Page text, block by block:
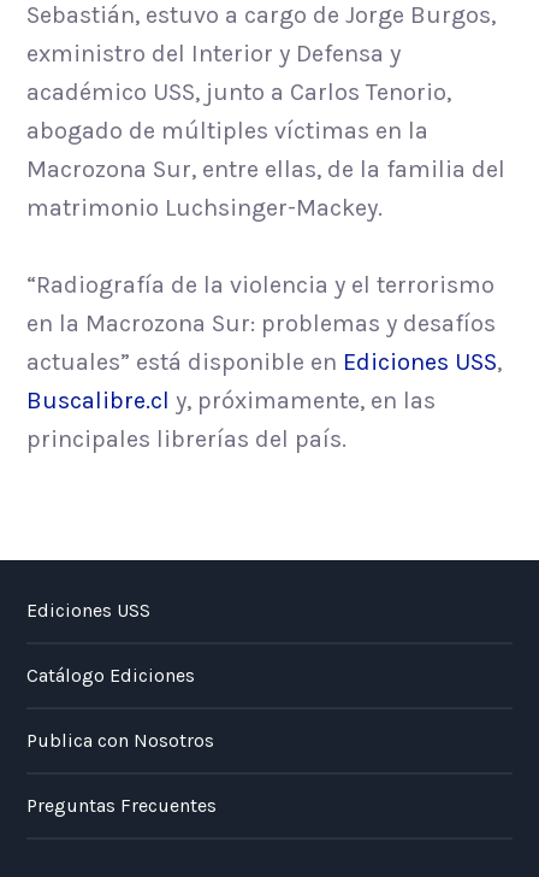
Sebastián, estuvo a cargo de Jorge Burgos,
exministro del Interior y Defensa y
académico USS, junto a Carlos Tenorio,
abogado de múltiples víctimas en la
Macrozona Sur, entre ellas, de la familia del
matrimonio Luchsinger-Mackey.
“Radiografía de la violencia y el terrorismo
en la Macrozona Sur: problemas y desafíos
actuales” está disponible en Ediciones USS,
Buscalibre.cl y, próximamente, en las
principales librerías del país.
Ediciones USS
Catálogo Ediciones
Publica con Nosotros
Preguntas Frecuentes